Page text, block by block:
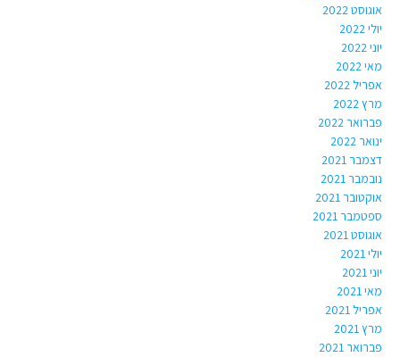
אוגוסט 2022
יולי 2022
יוני 2022
מאי 2022
אפריל 2022
מרץ 2022
פברואר 2022
ינואר 2022
דצמבר 2021
נובמבר 2021
אוקטובר 2021
ספטמבר 2021
אוגוסט 2021
יולי 2021
יוני 2021
מאי 2021
אפריל 2021
מרץ 2021
פברואר 2021